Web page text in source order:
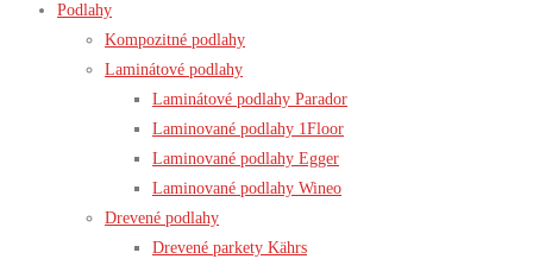
Podlahy
Kompozitné podlahy
Laminátové podlahy
Laminátové podlahy Parador
Laminované podlahy 1Floor
Laminované podlahy Egger
Laminované podlahy Wineo
Drevené podlahy
Drevené parkety Kährs